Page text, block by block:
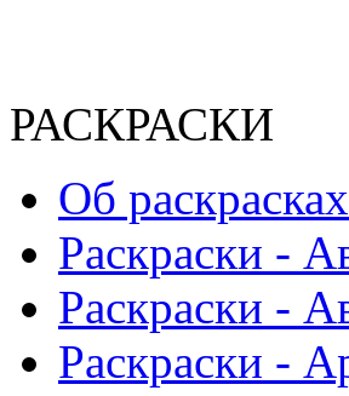
РАСКРАСКИ
Об раскрасках
Раскраски -
Раскраски -
Раскраски -